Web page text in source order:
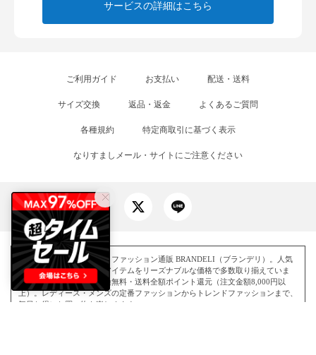
サービスの詳細はこちら
ご利用ガイド お支払い 配送・送料
サイズ交換 返品・返金 よくあるご質問
各種規約 特定商取引に基づく表示
なりすましメール・サイトにご注意ください
国内最大級のアウトレットファッション通販 BRANDELI（ブランデリ）。人気
ブランドのファッションアイテムをリーズナブルな価格で多数取り揃えていま
す。即日出荷・サイズ交換無料・送料全額ポイント還元（注文金額8,000円以
上）。レディース・メンズの定番ファッションからトレンドファッションまで、
毎日お得にお買い物を楽しめます。